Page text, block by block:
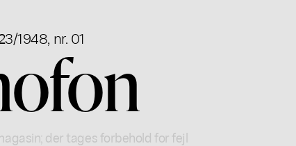
1948, nr. 01
der tages forbehold for fejl